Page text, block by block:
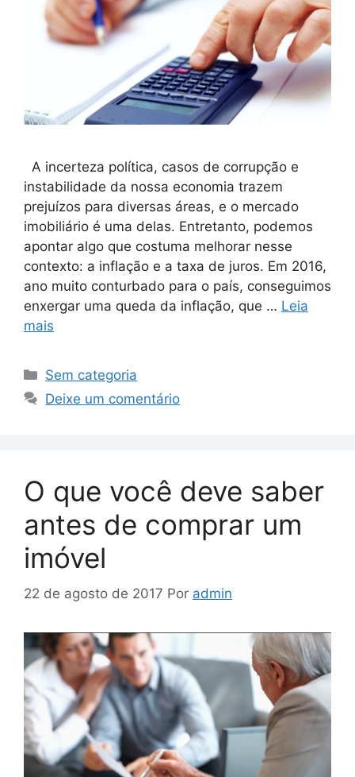
A incerteza política, casos de corrupção e
instabilidade da nossa economia trazem
prejuízos para diversas áreas, e o mercado
imobiliário é uma delas. Entretanto, podemos
apontar algo que costuma melhorar nesse
contexto: a inflação e a taxa de juros. Em 2016,
ano muito conturbado para o país, conseguimos
enxergar uma queda da inflação, que … Leia
mais
Sem categoria
Deixe um comentário
O que você deve saber
antes de comprar um
imóvel
22 de agosto de 2017 Por admin